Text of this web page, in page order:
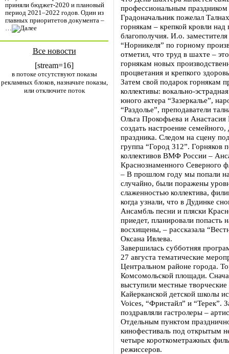
приняли бюджет-2020 и плановый
период 2021–2022 годов. Один из
главных приоритетов документа –
…
Все новости
[stream=16]
в потоке отсутствуют показы
рекламных блоков, назначьте показы,
или отключите поток
профессиональным
Градоначальник пожелал
горнякам – крепкой кровли над
благополучия. И.о.
“Норникеля” по горному
отметил, что труд в шахте –
горнякам новых
процветания и крепкого
Затем свой подарок горнякам
коллективы: вокально-
юного актера “Зазеркалье”,
“Раздолье”, преподаватели
Ольга Прокофьева и
создать настроение
праздника. Следом на сцену
группа “Город 312”. Горняков
коллективов ВМФ России –
Краснознаменного Северного
– В прошлом году мы попали
случайно, были поражены
слаженностью коллектива,
когда узнали, что в Дудинке
Ансамбль песни и пляски
приедет, планировали попасть
восхищены, – рассказала
Оксана Ивлева.
Завершилась субботняя
27 августа тематические
Центральном районе города.
Комсомольской площади.
выступили местные
Кайерканской детской школы
Voices, “Фристайл” и “Терек”.
поздравляли гастролеры –
Отдельным пунктом
кинофестиваль под открытым
четыре короткометражных
режиссеров.